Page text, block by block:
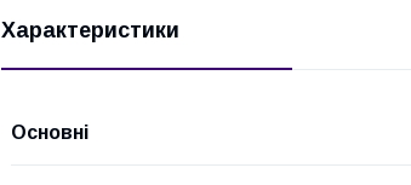
Характеристики
Основні